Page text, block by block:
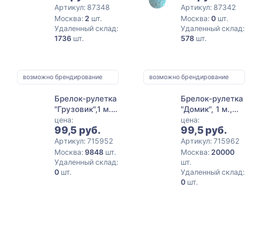
8x8x8см,
красный
Артикул: 87348
Москва: 2 шт.
Удаленный склад:
1736шт.
8x8x8см, синий
Артикул: 87342
Москва:0 шт.
Удаленный склад:
578 шт.
возможно брендирование
Брелок-рулетка
"Грузовик",1 м.,
белый
цена:
99,5 руб.
Артикул: 715952
Москва: 9848шт.
Удаленный склад:
0шт.
возможно брендирование
Брелок-рулетка
"Домик", 1 м.,
черный
цена:
99,5 руб.
Артикул: 715962
Москва:20000
шт.
Удаленный склад:
0 шт.